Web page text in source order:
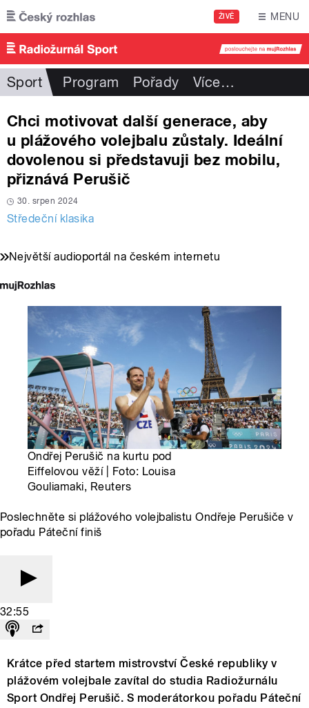
Přejít k hlavnímu obsahu
ŽIVĚ MENU
Sport Program Pořady Více…
Chci motivovat další generace, aby
u plážového volejbalu zůstaly. Ideální
dovolenou si představuji bez mobilu,
přiznává Perušič
30. srpen 2024
Středeční klasika
Největší audioportál na českém internetu
Ondřej Perušič na kurtu pod
Eiffelovou věží | Foto: Louisa
Gouliamaki, Reuters
Poslechněte si plážového volejbalistu Ondřeje Perušiče v
pořadu Páteční finiš
32:55
Krátce před startem mistrovství České republiky v
plážovém volejbale zavítal do studia Radiožurnálu
Sport Ondřej Perušič. S moderátorkou pořadu Páteční